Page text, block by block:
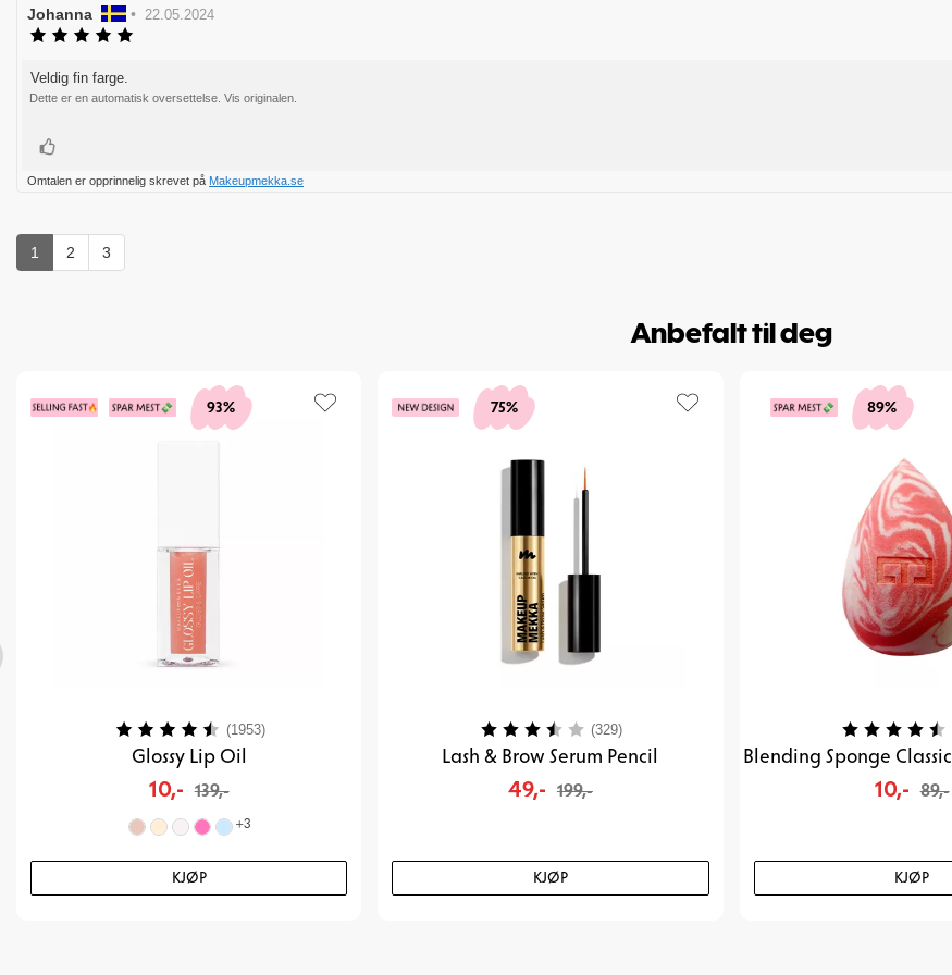
Forfatter:
Johanna • Omtaledato:
22.05.2024
mulige
Omtaletekst:
Veldig fin farge.
Dette er en automatisk oversettelse. Vis originalen.
Liker
Omtalen er opprinnelig skrevet på Makeupmekka.se
1 2 3
Anbefalt til deg
93%
Glossy Lip Oil
10,- 139,-
+3
KJØP
Karakter: (1953)4.2 av 5 mulige
75%
Lash & Brow Serum Pencil
49,- 199,-
KJØP
Karakter: (329)
89%
10,- 89,-
KJØP
Karakter: